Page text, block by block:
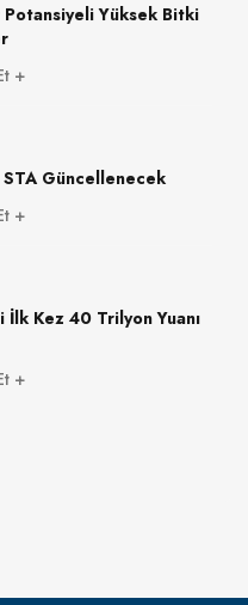
Yüksek Bitki
Güncellenecek
İlk Kez 40 Trilyon Yuanı